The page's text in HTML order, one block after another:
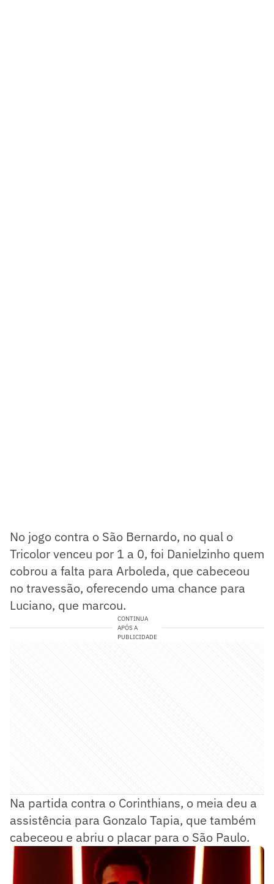
No jogo contra o São Bernardo, no qual o
Tricolor venceu por 1 a 0, foi Danielzinho quem
cobrou a falta para Arboleda, que cabeceou
no travessão, oferecendo uma chance para
Luciano, que marcou.
CONTINUA
APÓS A
PUBLICIDADE
Na partida contra o Corinthians, o meia deu a
assistência para Gonzalo Tapia, que também
cabeceou e abriu o placar para o São Paulo.